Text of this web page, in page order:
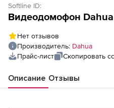
Softline ID:
Видеодомофон Dahua
Нет отзывов
Производитель: Dahua
Прайс-лист
Скопировать
Описание Отзывы